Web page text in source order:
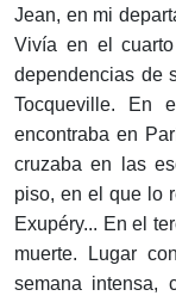
Jean, en mi
Vivía en el
dependencias de
Tocqueville. En
encontraba en
cruzaba en las
piso, en el que lo
Exupéry... En el
muerte. Lugar
semana intensa,